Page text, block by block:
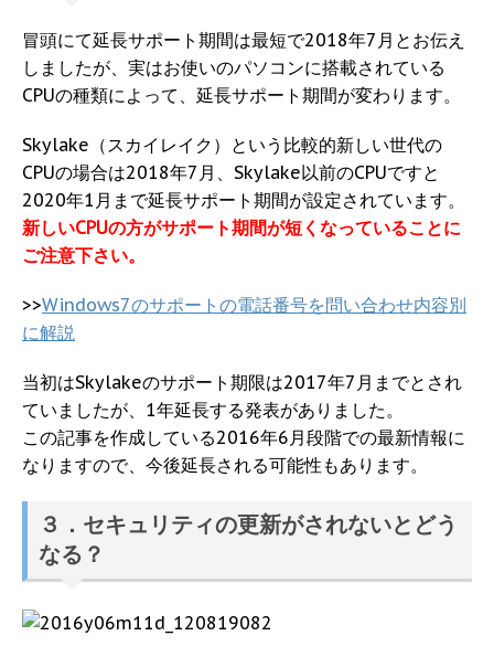
冒頭にて延長サポート期間は最短で2018年7月とお伝え
しましたが、実はお使いのパソコンに搭載されている
CPUの種類によって、延長サポート期間が変わります。
Skylake（スカイレイク）という比較的新しい世代の
CPUの場合は2018年7月、Skylake以前のCPUですと
2020年1月まで延長サポート期間が設定されています。
新しいCPUの方がサポート期間が短くなっていることに
ご注意下さい。
>>Windows7のサポートの電話番号を問い合わせ内容別
に解説
当初はSkylakeのサポート期限は2017年7月までとされ
ていましたが、1年延長する発表がありました。
この記事を作成している2016年6月段階での最新情報に
なりますので、今後延長される可能性もあります。
３．セキュリティの更新がされないとどう
なる？